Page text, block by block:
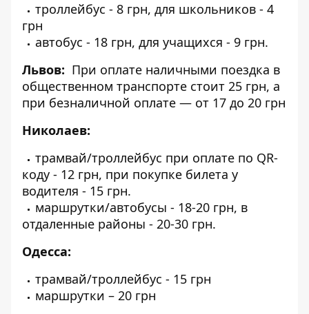
троллейбус - 8 грн, для школьников - 4
грн
автобус - 18 грн, для учащихся - 9 грн.
Львов: При оплате наличными поездка в
общественном транспорте стоит 25 грн, а
при безналичной оплате — от 17 до 20 грн
Николаев:
трамвай/троллейбус при оплате по QR-
коду - 12 грн, при покупке билета у
водителя - 15 грн.
маршрутки/автобусы - 18-20 грн, в
отдаленные районы - 20-30 грн.
Одесса:
трамвай/троллейбус - 15 грн
маршрутки – 20 грн